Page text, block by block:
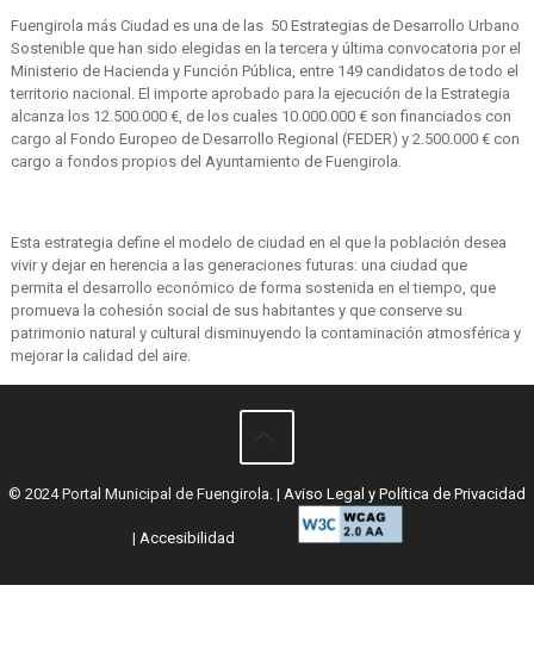
Fuengirola más Ciudad es una de las 50 Estrategias de Desarrollo Urbano
Sostenible que han sido elegidas en la tercera y última convocatoria por el
Ministerio de Hacienda y Función Pública, entre 149 candidatos de todo el
territorio nacional. El importe aprobado para la ejecución de la Estrategia
alcanza los 12.500.000 €, de los cuales 10.000.000 € son financiados con
cargo al Fondo Europeo de Desarrollo Regional (FEDER) y 2.500.000 € con
cargo a fondos propios del Ayuntamiento de Fuengirola.
Esta estrategia define el modelo de ciudad en el que la población desea
vivir y dejar en herencia a las generaciones futuras: una ciudad que
permita el desarrollo económico de forma sostenida en el tiempo, que
promueva la cohesión social de sus habitantes y que conserve su
patrimonio natural y cultural disminuyendo la contaminación atmosférica y
mejorar la calidad del aire.
© 2024 Portal Municipal de Fuengirola. | Aviso Legal y Política de Privacidad
| Accesibilidad